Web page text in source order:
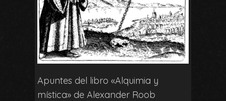
Apuntes del libro «Alquimia y
mística» de Alexander Roob